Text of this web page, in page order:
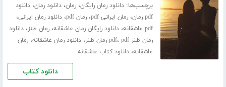
برچسب‌ها:دانلود رمان رایگان،رمان،دانلود رمان،دانلود
pdf رمان
،رمان ایرانی pdf ،رمان pdf ،دانلود رمان ایرانی،
pdf عاشقانه ،دانلود رایگان رمان عاشقانه،رمان طنز،دانلود
رمان طنز pdf
، pdf رمان طنز ،دانلود رمان عاشقانه،رمان
عاشقانه،دانلود کتاب عاشقانه
دانلود کتاب